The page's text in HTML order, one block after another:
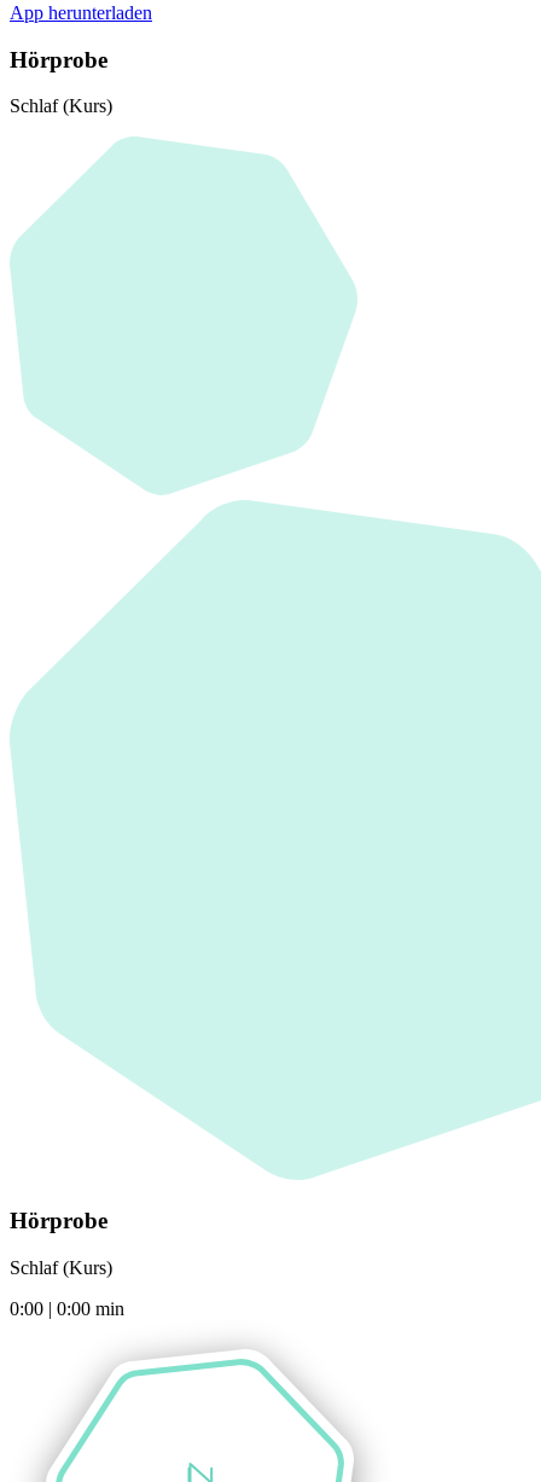
App herunterladen
Hörprobe
Schlaf (Kurs)
Hörprobe
Schlaf (Kurs)
0:00 | 0:00 min